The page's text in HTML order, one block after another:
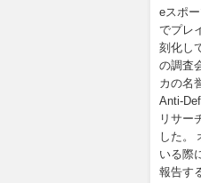
eスポ
でプレ
刻化し
の調査
カの名
Anti-
リサー
した。
いる際
報告す